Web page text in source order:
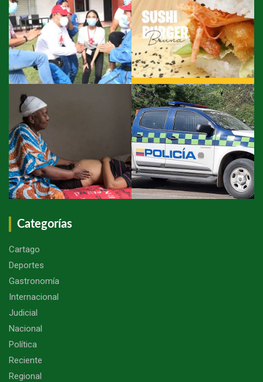
Categorías
Cartago
Deportes
Gastronomía
Internacional
Judicial
Nacional
Política
Reciente
Regional